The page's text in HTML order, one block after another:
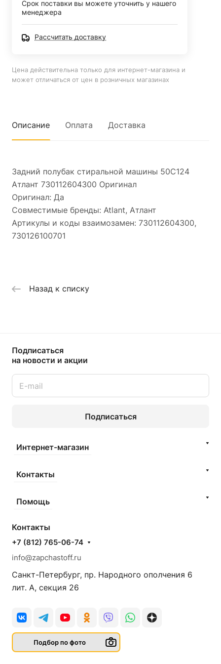
Срок поставки вы можете уточнить у нашего
менеджера
Рассчитать доставку
Цена действительна только для интернет-магазина и
может отличаться от цен в розничных магазинах
Описание Оплата Доставка
Задний полубак стиральной машины 50C124
Атлант 730112604300 Оригинал
Оригинал: Да
Совместимые бренды: Atlant, Атлант
Артикулы и коды взаимозамен: 730112604300,
730126100701
Назад к списку
Подписаться
на новости и акции
Подписаться
Интернет-магазин
Контакты
Помощь
Контакты
+7 (812) 765-06-74
info@zapchastoff.ru
Санкт-Петербург, пр. Народного ополчения 6
лит. А, секция 26
Подбор по фото